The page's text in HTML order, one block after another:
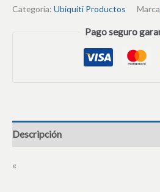
Categoría: Ubiquiti Productos
Pago seguro
Descripción
«